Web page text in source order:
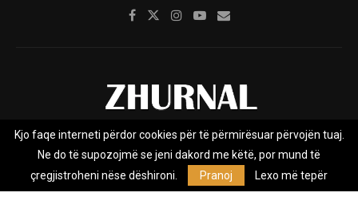
Rreth nesh Impresumi Marketing
Privacy Policy
Zhurnal.mk është Agjenci e Lajmeve e pavarur, e themeluar në vitin
Kjo faqe interneti përdor cookies për të përmirësuar përvojën tuaj.
Ne do të supozojmë se jeni dakord me këtë, por mund të
çregjistroheni nëse dëshironi.
Pranoj Lexo më tepër